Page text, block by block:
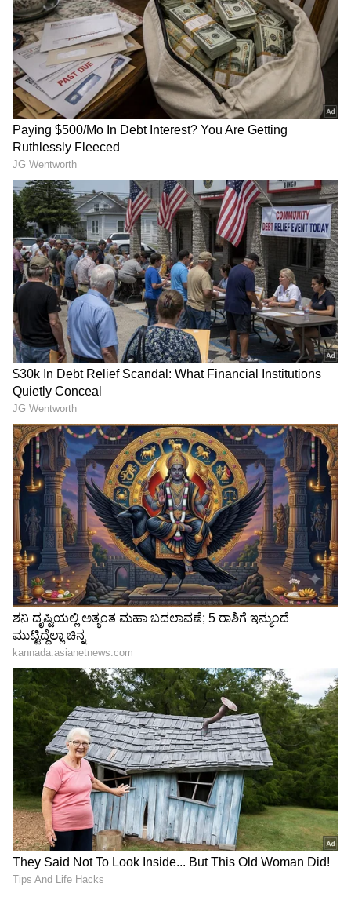
5
ಟ್ರಾವೆಲ್​ ಏಜೆನ್ಸಿಗಳಿಂದ ಹೊಸ ಟೂರ್ ಪ್ಯಾಕೇಜ್​ ಆಫರ್
ನೀಡಲಾಗಿದೆ.ದೈವಕೋಲದ ವೀಕ್ಷಣೆಗೆ ಟೂರ್​ ಪ್ಯಾಕೇಜ್​
ಆಫರ್‘ಭೂತ ಕೋಲ’ A night with ancient spirits
ಹೆಸರಿನಲ್ಲಿ ಆಫರ್ ನೀಡುವ ಮೂಲಕ ತುಳುನಾಡಿನ
ನಂಬಿಕೆಯ ದೈವಾರಾಧನೆ ಹೆಸರಲ್ಲಿ ಹೊಸ ದಂಧೆ
ಹುಟ್ಟಿಕೊಂಡಿದೆ.
3
5
ಈವೆಂಟ್​ ರೀತಿ ದೈವನರ್ತನ ವೀಕ್ಷಣೆಗೆ ಟಿಕೆಟ್​ ದರ ಫಿಕ್ಸ್